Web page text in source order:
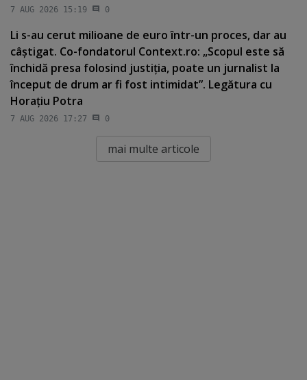
7 AUG 2026 15:19 0
Li s-au cerut milioane de euro într-un proces, dar au
câştigat. Co-fondatorul Context.ro: „Scopul este să
închidă presa folosind justiţia, poate un jurnalist la
început de drum ar fi fost intimidat”. Legătura cu
Horaţiu Potra
7 AUG 2026 17:27 0
mai multe articole